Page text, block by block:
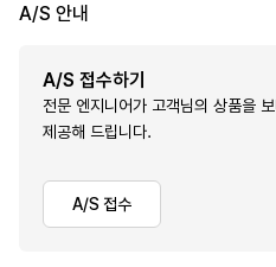
A/S 안내
A/S 접수하기
전문 엔지니어가 고객님의 상품을
제공해 드립니다.
A/S 접수